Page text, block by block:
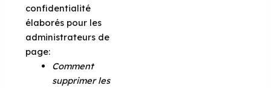
confidentialité
élaborés pour les
administrateurs de
page:
Comment
supprimer les